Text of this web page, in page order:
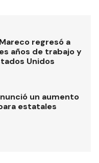
regresó a
años de trabajo y
Unidos
un aumento
estatales